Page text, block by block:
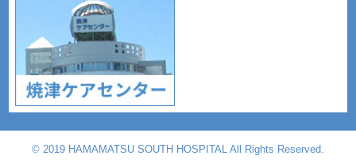
© 2019 HAMAMATSU SOUTH HOSPITAL All Rights Reserved.